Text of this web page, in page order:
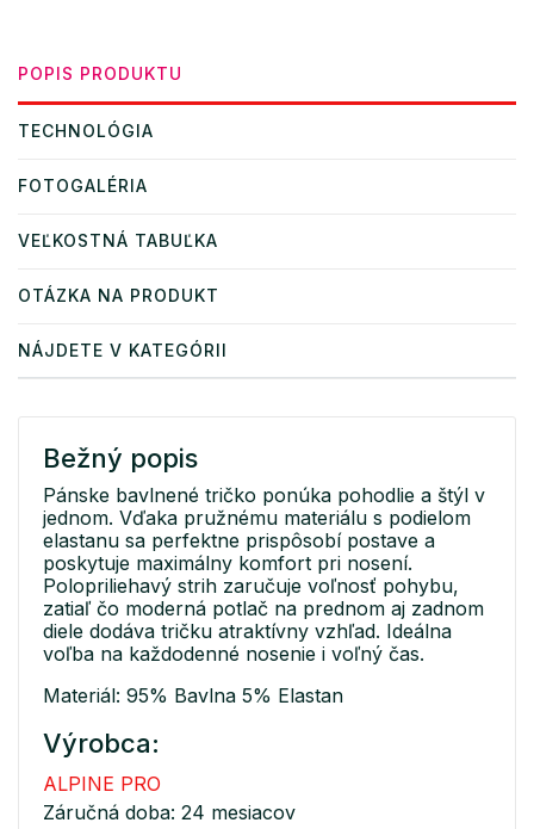
POPIS PRODUKTU
TECHNOLÓGIA
FOTOGALÉRIA
VEĽKOSTNÁ TABUĽKA
OTÁZKA NA PRODUKT
NÁJDETE V KATEGÓRII
Bežný popis
Pánske bavlnené tričko ponúka pohodlie a štýl v
jednom. Vďaka pružnému materiálu s podielom
elastanu sa perfektne prispôsobí postave a
poskytuje maximálny komfort pri nosení.
Polopriliehavý strih zaručuje voľnosť pohybu,
zatiaľ čo moderná potlač na prednom aj zadnom
diele dodáva tričku atraktívny vzhľad. Ideálna
voľba na každodenné nosenie i voľný čas.
Materiál: 95% Bavlna 5% Elastan
Výrobca:
ALPINE PRO
Záručná doba: 24 mesiacov